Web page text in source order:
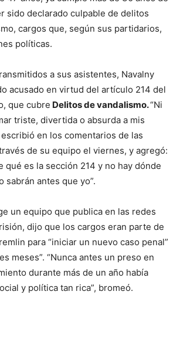
sido declarado culpable de delitos
cargos que, según sus partidarios,
políticas.
a sus asistentes, Navalny
acusado en virtud del artículo 214 del
que cubre Delitos de vandalismo.“Ni
triste, divertida o absurda a mis
en los comentarios de las
de su equipo el viernes, y agregó:
qué es la sección 214 y no hay dónde
sabrán antes que yo”.
un equipo que publica en las redes
dijo que los cargos eran parte de
para “iniciar un nuevo caso penal”
meses”. “Nunca antes un preso en
durante más de un año había
y política tan rica”, bromeó.